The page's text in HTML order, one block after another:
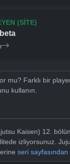
(SITE)
mu? Farklı bir
kullanın.
Kaisen) 12.
izliyorsunuz.
seri sayfasından